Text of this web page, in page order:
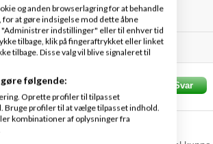
kl. 01:14 Svar
og anden browserlagring for at behandle
at gøre indsigelse mod dette åbne
"Administrer indstillinger" eller til enhver tid
tilbage, klik på fingeraftrykket eller linket
tilbage. Disse valg vil blive signaleret til
følgende:
Oprette profiler til tilpasset
profiler til at vælge tilpasset indhold.
kombinationer af oplysninger fra